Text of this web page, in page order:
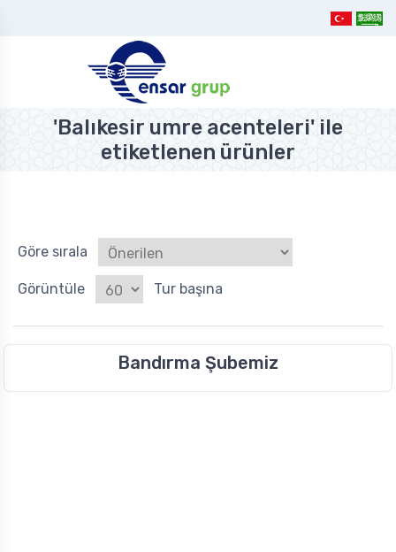
'Balıkesir umre acenteleri' ile
etiketlenen ürünler
Göre sırala
Görüntüle Tur başına
Bandırma Şubemiz